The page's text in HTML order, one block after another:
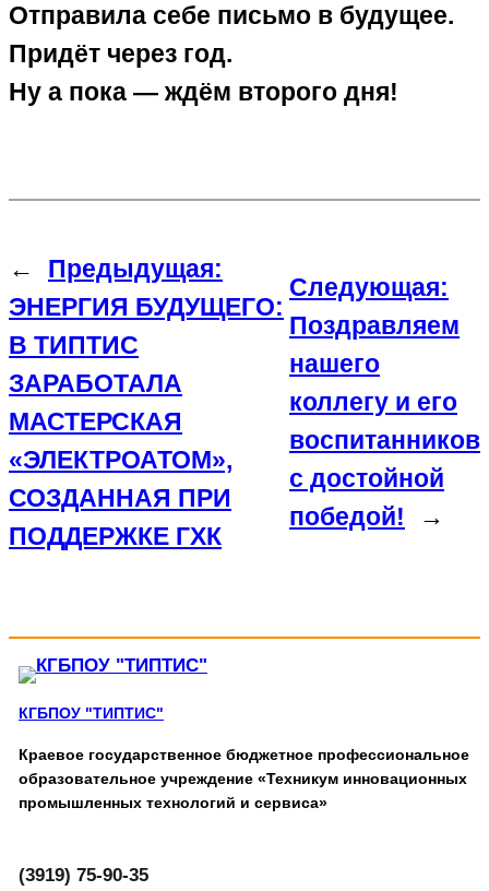
Отправила себе письмо в будущее.
Придёт через год.
Ну а пока — ждём второго дня!
←
Предыдущая:
ЭНЕРГИЯ БУДУЩЕГО:
В ТИПТИС
ЗАРАБОТАЛА
МАСТЕРСКАЯ
«ЭЛЕКТРОАТОМ»,
СОЗДАННАЯ ПРИ
ПОДДЕРЖКЕ ГХК
Следующая:
Поздравляем
нашего
коллегу и его
воспитанников
с достойной
победой!
→
КГБПОУ "ТИПТИС"
Краевое государственное бюджетное профессиональное
образовательное учреждение «Техникум инновационных
промышленных технологий и сервиса»
(3919) 75-90-35